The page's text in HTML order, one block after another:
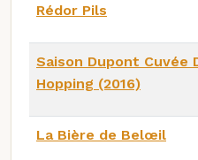
Rédor Pils
Saison Dupont Cuvée
Hopping (2016)
La Bière de Belœil